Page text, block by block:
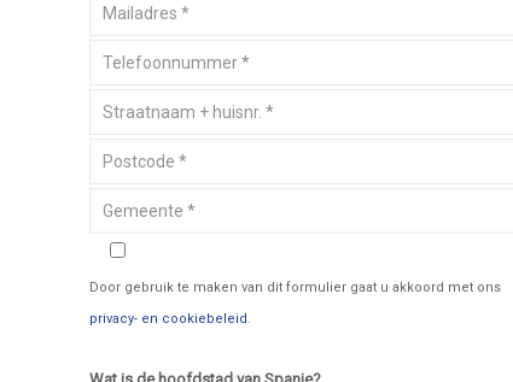
Door gebruik te maken van dit formulier gaat u akkoord met ons
privacy- en cookiebeleid.